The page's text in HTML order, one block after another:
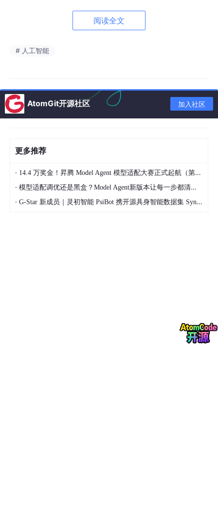
我们做了两轮测试，看看AI是否记得我们是说话的话。
从结果可以看出，确实是记住之前的对话内容。
2.2 优化
案例的对话记忆默认是基于内存的。官方提供了扩展接口可以实现
对话的定制化存储。
阅读全文
# 人工智能
AtomGit开源社区 加入社区
更多推荐
· 14.4 万奖金！昇腾 Model Agent 模型适配大赛正式起航（第二季）
· 模型适配调优还是黑盒？Model Agent新版本让每一步都清晰可见
· G-Star 新成员｜灵初智能 PsiBot 携开源具身智能数据集 SynData 入驻 AtomGit